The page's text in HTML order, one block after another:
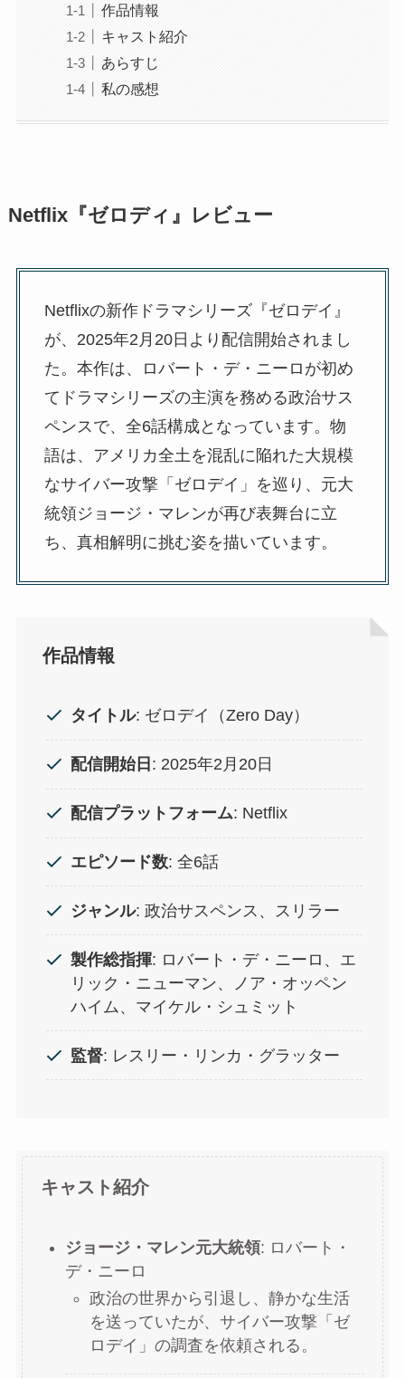
作品情報
キャスト紹介
あらすじ
私の感想
Netflix『ゼロディ』レビュー
Netflixの新作ドラマシリーズ『ゼロデイ』
が、2025年2月20日より配信開始されまし
た。本作は、ロバート・デ・ニーロが初め
てドラマシリーズの主演を務める政治サス
ペンスで、全6話構成となっています。物
語は、アメリカ全土を混乱に陥れた大規模
なサイバー攻撃「ゼロデイ」を巡り、元大
統領ジョージ・マレンが再び表舞台に立
ち、真相解明に挑む姿を描いています。
作品情報
タイトル: ゼロデイ（Zero Day）
配信開始日 : 2025年2月20日
配信プラットフォーム: Netflix
エピソード数: 全6話
ジャンル: 政治サスペンス、スリラー
製作総指揮: ロバート・デ・ニーロ、エ
リック・ニューマン、ノア・オッペン
ハイム、マイケル・シュミット
監督: レスリー・リンカ・グラッター
キャスト紹介
ジョージ・マレン元大統領: ロバート・
デ・ニーロ
政治の世界から引退し、静かな生活
を送っていたが、サイバー攻撃「ゼ
ロデイ」の調査を依頼される。